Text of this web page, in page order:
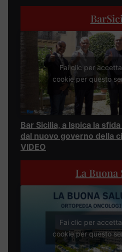
Fai clic per
cookie per questo
Bar Sicilia, a Ispica la
dal nuovo governo della
VIDEO
La Buona
Fai clic per
cookie per questo